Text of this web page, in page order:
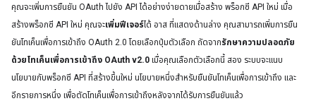
คุณจะเพิ่มการยืนยัน OAuth ไปยัง API ได้อย่างง่ายดายเมื่อสร้าง พร็อกซี API ใหม่ เมื่อ
สร้างพร็อกซี API ใหม่ คุณจะเพิ่มฟีเจอร์ได้ อาส ที่แสดงด้านล่าง คุณสามารถเพิ่มการยืน
ยันโทเค็นเพื่อการเข้าถึง OAuth 2.0 โดยเลือกปุ่มตัวเลือก ถัดจากรักษาความปลอดภัย
ด้วยโทเค็นเพื่อการเข้าถึง OAuth v2.0 เมื่อคุณเลือกตัวเลือกนี้ สอง ระบบจะแนบ
นโยบายกับพร็อกซี API ที่สร้างขึ้นใหม่ นโยบายหนึ่งสำหรับยืนยันโทเค็นเพื่อการเข้าถึง และ
อีกรายการหนึ่ง เพื่อตัดโทเค็นเพื่อการเข้าถึงหลังจากได้รับการยืนยันแล้ว